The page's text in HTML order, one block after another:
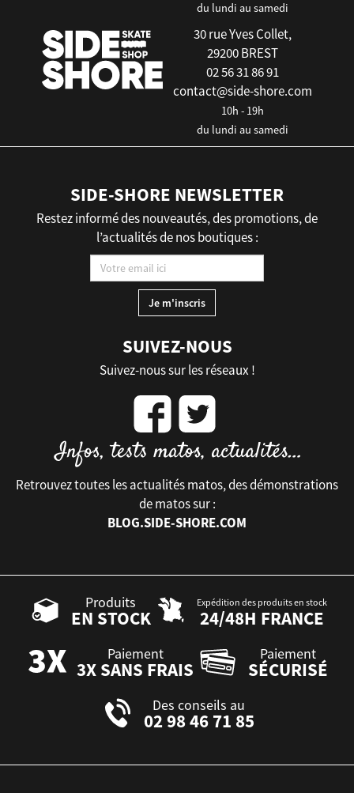
du lundi au samedi
30 rue Yves Collet,
29200 BREST
02 56 31 86 91
contact@side-shore.com
10h - 19h
du lundi au samedi
SIDE-SHORE NEWSLETTER
Restez informé des nouveautés, des promotions, de
l’actualités de nos boutiques :
SUIVEZ-NOUS
Suivez-nous sur les réseaux !
Retrouvez toutes les actualités matos, des démonstrations
de matos sur :
BLOG.SIDE-SHORE.COM
Produits
EN STOCK
Expédition des produits en stock
24/48H FRANCE
Paiement
3X SANS FRAIS
Paiement
SÉCURISÉ
Des conseils au
02 98 46 71 85